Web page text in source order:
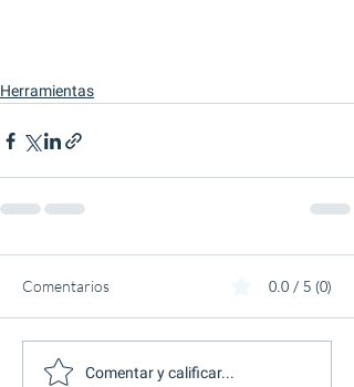
Herramientas
Comentarios 0.0 / 5 (0)
Comentar y calificar...